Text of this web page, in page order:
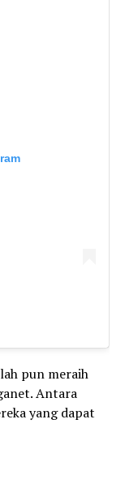
pun meraih
Antara
yang dapat